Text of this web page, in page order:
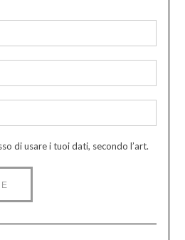
di usare i tuoi dati, secondo l’art.